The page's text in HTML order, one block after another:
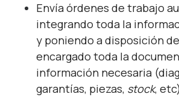
Envía órdenes de trabajo
integrando toda la
y poniendo a disposición
encargado toda la
información necesaria
garantías, piezas, stock,